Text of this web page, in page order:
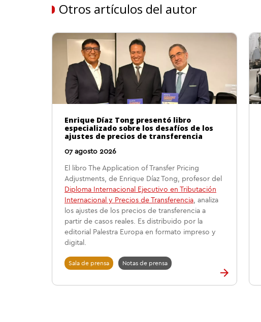
Otros artículos del autor
Enrique Díaz Tong presentó libro
especializado sobre los desafíos de los
ajustes de precios de transferencia
07 agosto 2026
El libro The Application of Transfer Pricing
Adjustments, de Enrique Díaz Tong, profesor del
Diploma Internacional Ejecutivo en Tributación
Internacional y Precios de Transferencia, analiza
los ajustes de los precios de transferencia a
partir de casos reales. Es distribuido por la
editorial Palestra Europa en formato impreso y
digital.
Sala de prensa Notas de prensa